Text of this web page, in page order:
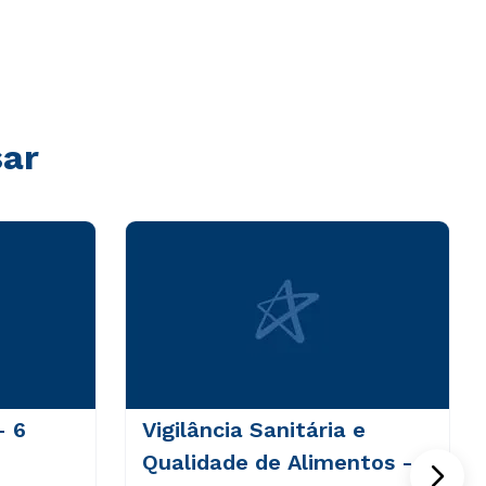
6
Vigilância Sanitária e
Qualidade de Alimentos - 6